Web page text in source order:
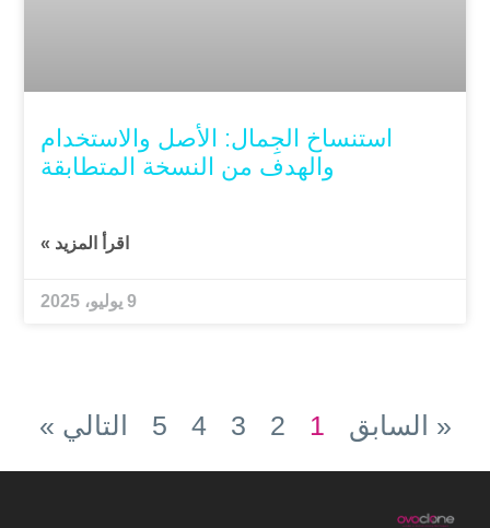
استنساخ الجِمال: الأصل والاستخدام
والهدف من النسخة المتطابقة
اقرأ المزيد »
9 يوليو، 2025
« السابق 1
2
3
4
5 التالي »